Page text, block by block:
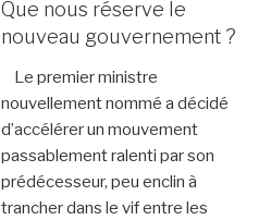
Que nous réserve le
nouveau gouvernement ?
Le premier ministre
nouvellement nommé a décidé
d’accélérer un mouvement
passablement ralenti par son
prédécesseur, peu enclin à
trancher dans le vif entre les